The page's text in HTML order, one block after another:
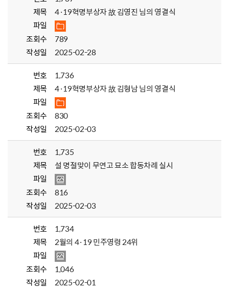
제목
4·19혁명부상자 故 김영진 님의 영결식
파일
조회수
789
작성일
2025-02-28
번호
1,736
제목
4·19혁명부상자 故 김형남 님의 영결식
파일
조회수
830
작성일
2025-02-03
번호
1,735
제목
설 명절맞이 무연고 묘소 합동차례 실시
파일
조회수
816
작성일
2025-02-03
번호
1,734
제목
2월의 4·19 민주영령 24위
파일
조회수
1,046
작성일
2025-02-01